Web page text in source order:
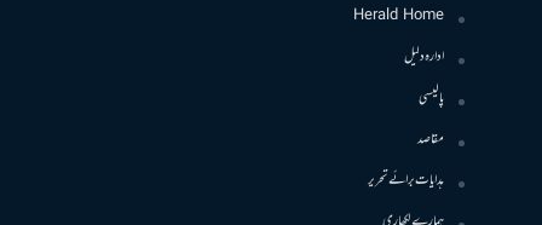
Herald Home
ادارہ دلیل
پالیسی
مقاصد
ہدایات برائے تحریر